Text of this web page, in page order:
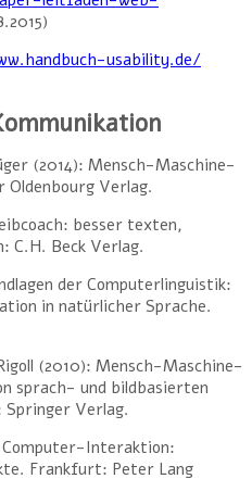
usability.de/
(2014): Mensch-Maschine-
Verlag.
besser texten,
C.H. Beck Verlag.
der Computerlinguistik:
in natürlicher Sprache.
(2010): Mensch-Maschine-
sprach- und bildbasierten
Verlag.
Interaktion:
Frankfurt: Peter Lang